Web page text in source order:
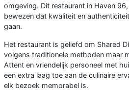
omgeving. Dit restaurant in Haven
bewezen dat kwaliteit en
gaan.
Het restaurant is geliefd om Shared
volgens traditionele methoden maar
Attent en vriendelijk personeel met
een extra laag toe aan de culinaire
elk bezoek memorabel is.